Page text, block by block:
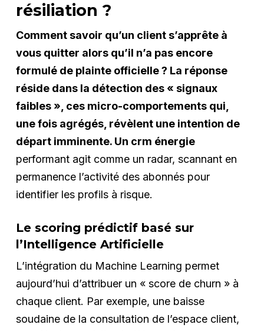
résiliation ?
Comment savoir qu’un client s’apprête à
vous quitter alors qu’il n’a pas encore
formulé de plainte officielle ? La réponse
réside dans la détection des « signaux
faibles », ces micro-comportements qui,
une fois agrégés, révèlent une intention de
départ imminente. Un crm énergie
performant agit comme un radar, scannant en
permanence l’activité des abonnés pour
identifier les profils à risque.
Le scoring prédictif basé sur
l’Intelligence Artificielle
L’intégration du Machine Learning permet
aujourd’hui d’attribuer un « score de churn » à
chaque client. Par exemple, une baisse
soudaine de la consultation de l’espace client,